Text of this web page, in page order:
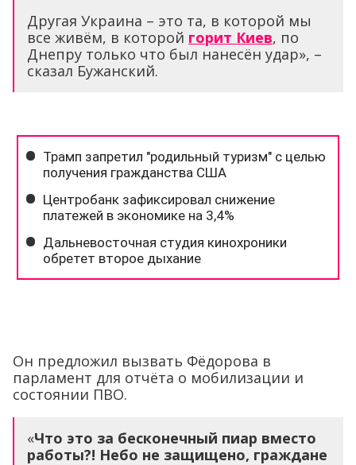
Другая Украина – это та, в которой мы
все живём, в которой горит Киев, по
Днепру только что был нанесён удар», –
сказал Бужанский.
Он предложил вызвать Фёдорова в
парламент для отчёта о мобилизации и
состоянии ПВО.
«Что это за бесконечный пиар вместо
работы?! Небо не защищено, граждане